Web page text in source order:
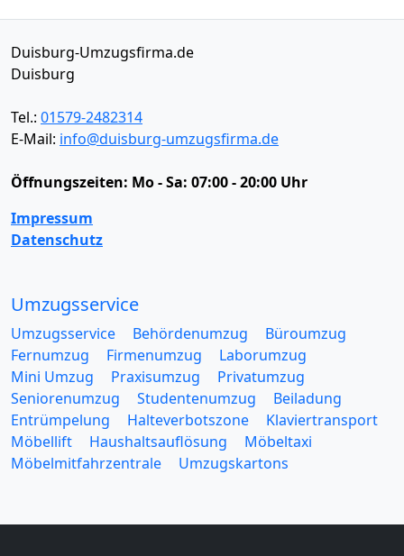
Duisburg-Umzugsfirma.de
Duisburg
Tel.: 01579-2482314
E-Mail: info@duisburg-umzugsfirma.de
Öffnungszeiten: Mo - Sa: 07:00 - 20:00 Uhr
Impressum
Datenschutz
Umzugsservice
Umzugsservice Behördenumzug
Büroumzug
Fernumzug
Firmenumzug
Laborumzug
Mini Umzug
Praxisumzug
Privatumzug
Seniorenumzug
Studentenumzug
Beiladung
Entrümpelung
Halteverbotszone
Klaviertransport
Möbellift
Haushaltsauflösung
Möbeltaxi
Möbelmitfahrzentrale
Umzugskartons